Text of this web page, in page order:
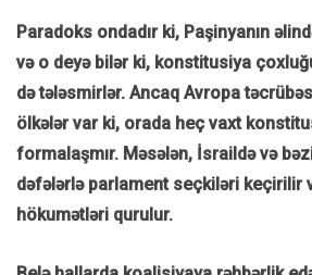
Paradoks ondadır ki, Paşinyanın
və o deyə bilər ki, konstitusiya
də tələsmirlər. Ancaq Avropa
ölkələr var ki, orada heç vaxt
formalaşmır. Məsələn, İsraildə və
dəfələrlə parlament seçkiləri keçirilir
hökumətləri qurulur.